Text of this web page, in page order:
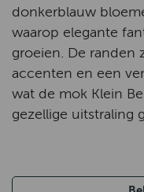
donkerblauw
waarop elegante
groeien. De randen
accenten en een
wat de mok Klein
gezellige uitstraling